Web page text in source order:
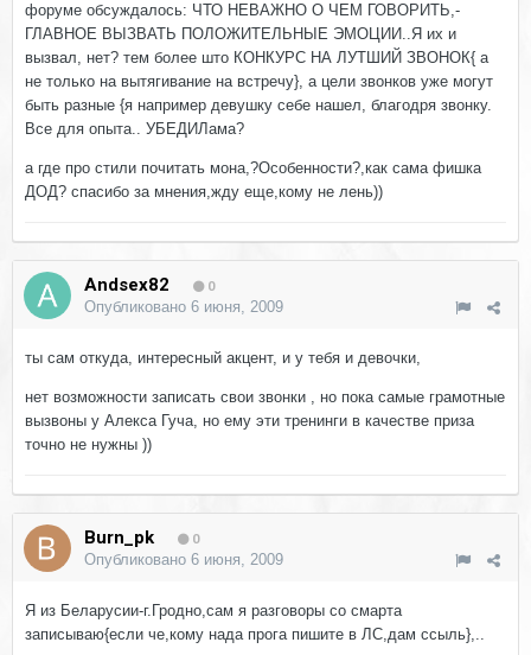
форуме обсуждалось: ЧТО НЕВАЖНО О ЧЕМ ГОВОРИТЬ,-
ГЛАВНОЕ ВЫЗВАТЬ ПОЛОЖИТЕЛЬНЫЕ ЭМОЦИИ..Я их и
вызвал, нет? тем более што КОНКУРС НА ЛУТШИЙ ЗВОНОК{ а
не только на вытягивание на встречу}, а цели звонков уже могут
быть разные {я например девушку себе нашел, благодря звонку.
Все для опыта.. УБЕДИЛама?
а где про стили почитать мона,?Особенности?,как сама фишка
ДОД? спасибо за мнения,жду еще,кому не лень))
Andsex82 0
Опубликовано 6 июня, 2009
ты сам откуда, интересный акцент, и у тебя и девочки,
нет возможности записать свои звонки , но пока самые грамотные
вызвоны у Алекса Гуча, но ему эти тренинги в качестве приза
точно не нужны ))
Burn_pk 0
Опубликовано 6 июня, 2009
Я из Беларусии-г.Гродно,сам я разговоры со смарта
записываю{если че,кому нада прога пишите в ЛС,дам ссыль},..